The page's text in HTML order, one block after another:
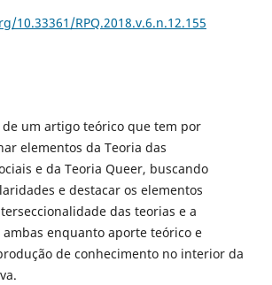
10.33361/RPQ.2018.v.6.n.12.155
de um artigo teórico que tem por
elementos da Teoria das
e da Teoria Queer, buscando
e destacar os elementos
das teorias e a
enquanto aporte teórico e
de conhecimento no interior da